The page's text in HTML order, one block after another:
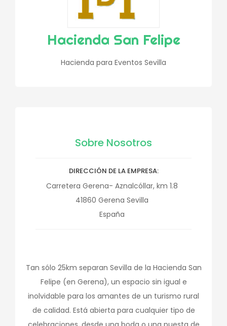
Hacienda San Felipe
Hacienda para Eventos Sevilla
Sobre Nosotros
DIRECCIÓN DE LA EMPRESA
Carretera Gerena- Aznalcóllar, km 1.8
41860 Gerena Sevilla
España
Tan sólo 25km separan Sevilla de la Hacienda San
Felipe (en Gerena), un espacio sin igual e
inolvidable para los amantes de un turismo rural
de calidad. Está abierta para cualquier tipo de